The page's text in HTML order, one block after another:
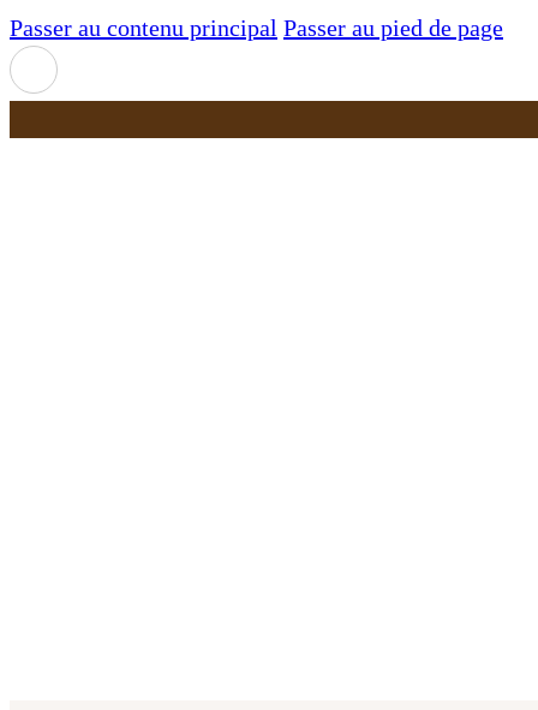
Passer au contenu principal Passer au pied de page